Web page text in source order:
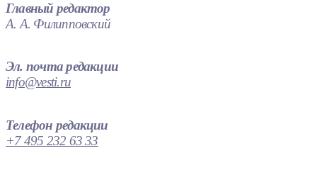
Главный редактор
А. А. Филипповский
Эл. почта редакции
info@vesti.ru
Телефон редакции
+7 495 232 63 33